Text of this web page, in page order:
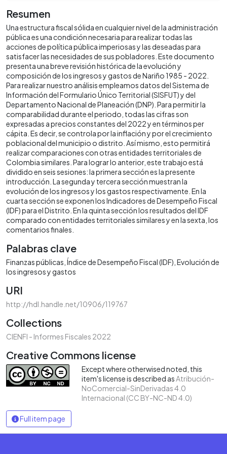
Resumen
Una estructura fiscal sólida en cualquier nivel de la administración
pública es una condición necesaria para realizar todas las
acciones de política pública imperiosas y las deseadas para
satisfacer las necesidades de sus pobladores. Este documento
presenta una breve revisión histórica de la evolución y
composición de los ingresos y gastos de Nariño 1985 - 2022.
Para realizar nuestro análisis empleamos datos del Sistema de
Información del Formulario Único Territorial (SISFUT) y del
Departamento Nacional de Planeación (DNP). Para permitir la
comparabilidad durante el periodo, todas las cifras son
expresadas a precios constantes del 2022 y en términos per
cápita. Es decir, se controla por la inflación y por el crecimiento
poblacional del municipio o distrito. Así mismo, esto permitirá
realizar comparaciones con otras entidades territoriales de
Colombia similares. Para lograr lo anterior, este trabajo está
dividido en seis sesiones: la primera sección es la presente
introducción. La segunda y tercera sección muestran la
evolución de los ingresos y los gastos respectivamente. En la
cuarta sección se exponen los Indicadores de Desempeño Fiscal
(IDF) para el Distrito. En la quinta sección los resultados del IDF
comparado con entidades territoriales similares y en la sexta, los
comentarios finales.
Palabras clave
Finanzas públicas Índice de Desempeño Fiscal (IDF) Evolución de
los ingresos y gastos
URI
http://hdl.handle.net/10906/119767
Collections
CIENFI - Informes Fiscales 2022
Creative Commons license
Except where otherwised noted, this
item's license is described asAtribución-
NoComercial-SinDerivadas 4.0
Internacional (CC BY-NC-ND 4.0)
Full item page